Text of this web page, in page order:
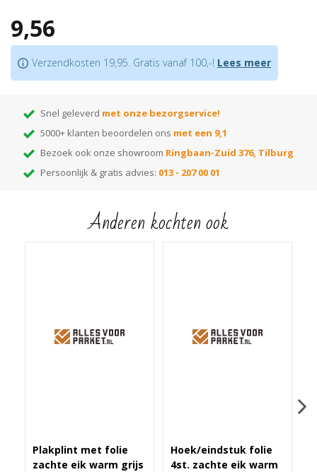
niet nodig is
Bijpassende profielenin hetzelfde decor verkrijgbaar
Je bevestigt deze plint metlijmof eenonzichtbaar clipsysteem
Let op:houd rekening met +/- 5% snijverlies tijdens montage.
9,56
Verzendkosten 19,95. Gratis vanaf 100,-! Lees meer
Snel geleverd met onze bezorgservice!
5000+ klanten beoordelen ons met een 9,1
Bezoek ook onze showroom Ringbaan-Zuid 376, Tilburg
Persoonlijk & gratis advies: 013 - 207 00 01
Anderen kochten ook
Plakplint met folie
zachte eik warm grijs
Hoek/eindstuk folie
4st. zachte eik warm